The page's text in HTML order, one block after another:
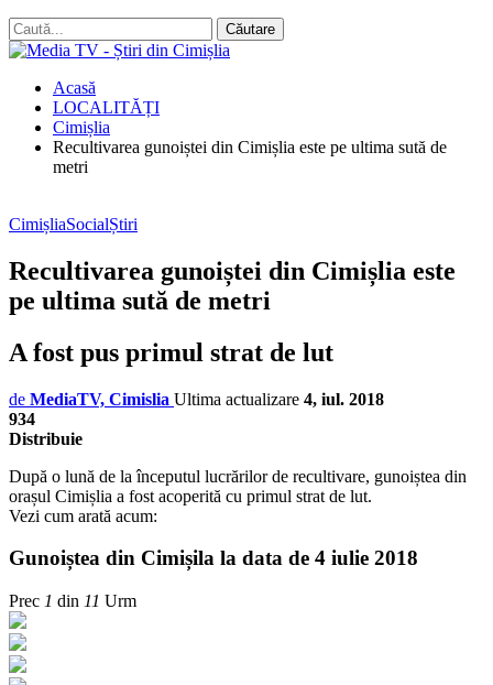
Acasă
LOCALITĂȚI
Cimișlia
Recultivarea gunoiștei din Cimișlia este pe ultima sută de
metri
CimișliaSocialȘtiri
Recultivarea gunoiștei din Cimișlia este
pe ultima sută de metri
A fost pus primul strat de lut
de MediaTV, Cimislia Ultima actualizare 4, iul. 2018
934
Distribuie
După o lună de la începutul lucrărilor de recultivare, gunoiștea din
orașul Cimișlia a fost acoperită cu primul strat de lut.
Vezi cum arată acum:
Gunoiștea din Cimișila la data de 4 iulie 2018
Prec 1 din 11 Urm